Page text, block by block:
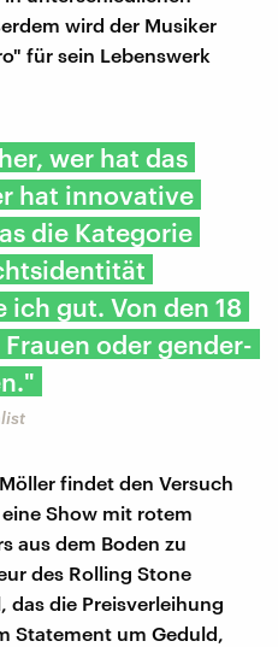
wird der Musiker
für sein Lebenswerk
wer hat das
hat innovative
die Kategorie
gut. Von den 18
oder gender-
findet den Versuch
Show mit rotem
aus dem Boden zu
des Rolling Stone
das die Preisverleihung
Statement um Geduld,